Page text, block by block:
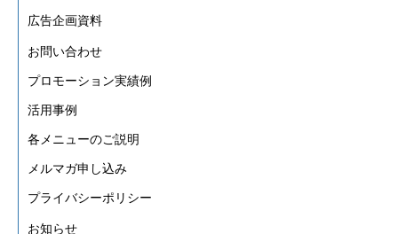
広告企画資料
お問い合わせ
プロモーション実績例
活用事例
各メニューのご説明
メルマガ申し込み
プライバシーポリシー
お知らせ